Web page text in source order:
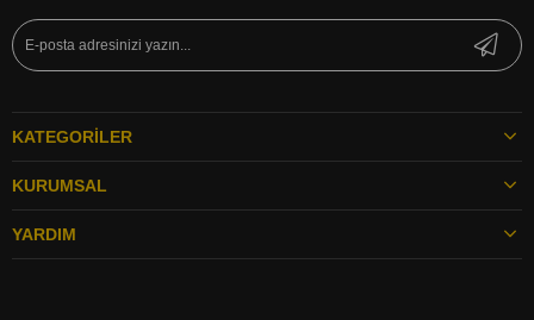
KATEGORILER
KURUMSAL
YARDIM